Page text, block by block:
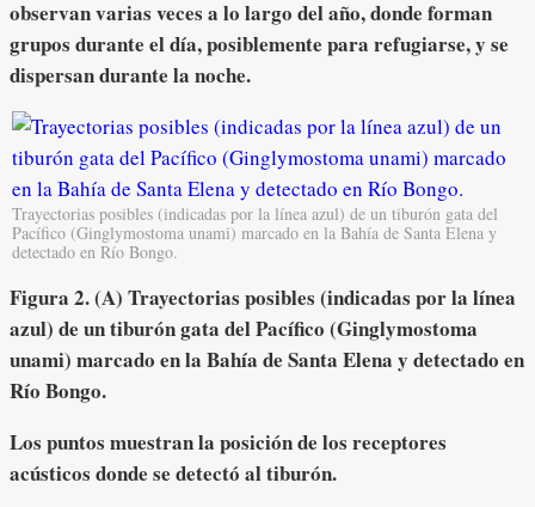
observan varias veces a lo largo del año, donde forman
grupos durante el día, posiblemente para refugiarse, y se
dispersan durante la noche.
Trayectorias posibles (indicadas por la línea azul) de un tiburón gata del
Pacífico (Ginglymostoma unami) marcado en la Bahía de Santa Elena y
detectado en Río Bongo.
Figura 2. (A) Trayectorias posibles (indicadas por la línea
azul) de un tiburón gata del Pacífico (Ginglymostoma
unami) marcado en la Bahía de Santa Elena y detectado en
Río Bongo.
Los puntos muestran la posición de los receptores
acústicos donde se detectó al tiburón.